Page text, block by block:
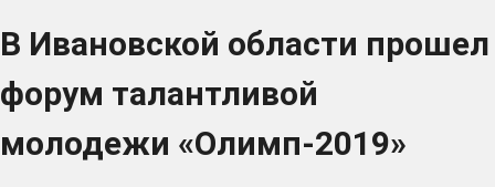
В Ивановской области прошел
форум талантливой
молодежи «Олимп-2019»